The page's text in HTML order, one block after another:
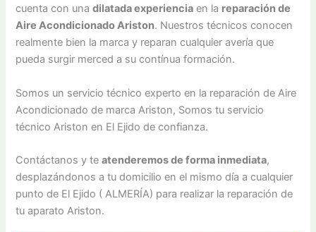
cuenta con unadilatada experiencia en la reparación de
Aire Acondicionado Ariston. Nuestros técnicos conocen
realmente bien la marca y reparan cualquier avería que
pueda surgir merced a su contínua formación.
Somos un servicio técnico experto en la reparación de Aire
Acondicionado de marca Ariston, Somos tu servicio
técnico Ariston en El Ejido de confianza.
Contáctanos y teatenderemos de forma inmediata,
desplazándonos a tu domicilio en el mismo día a cualquier
punto de El Ejido ( ALMERÍA) para realizar la reparación de
tu aparato Ariston.